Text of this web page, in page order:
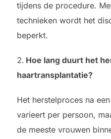
tijdens de procedure.
technieken wordt het
beperkt.
Hoe lang duurt het
haartransplantatie?
Het herstelproces na een
varieert per persoon,
de meeste vrouwen